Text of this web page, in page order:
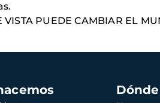
VISTA PUEDE CAMBIAR EL